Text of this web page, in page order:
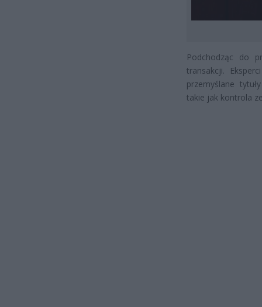
Podchodząc do
transakcji.
przemyślane
takie jak kontrola